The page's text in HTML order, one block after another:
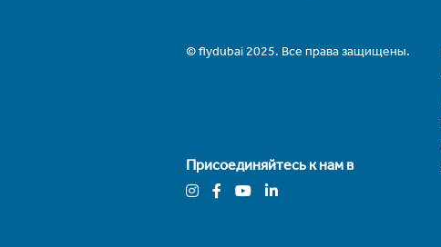
© flydubai 2025. Все права защищены.
Присоединяйтесь к нам в